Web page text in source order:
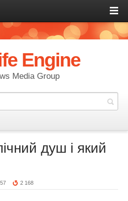
Engine
Media Group
душ і який
2 168